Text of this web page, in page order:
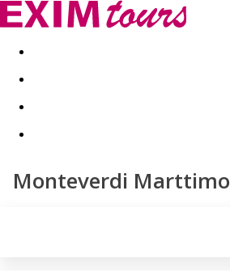
Akční nabídky Last minute
Monteverdi Marttimo